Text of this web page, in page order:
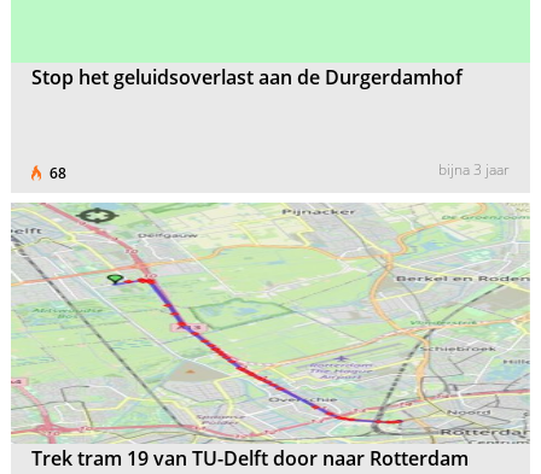
Stop het geluidsoverlast aan de Durgerdamhof
68 bijna 3 jaar
Trek tram 19 van TU-Delft door naar Rotterdam